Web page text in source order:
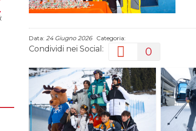
Data: 24 Giugno 2026Categoria:
Condividi nei Social: 0